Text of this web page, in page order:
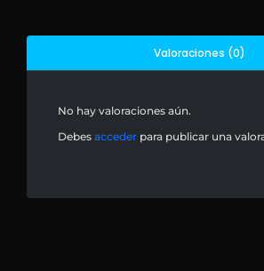
Valoraciones (0)
No hay valoraciones aún.
Debes acceder para publicar una